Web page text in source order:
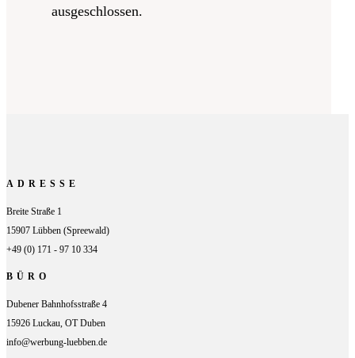
ausgeschlossen.
ADRESSE
Breite Straße 1
15907 Lübben (Spreewald)
+49 (0) 171 - 97 10 334
BÜRO
Dubener Bahnhofsstraße 4
15926 Luckau, OT Duben
info@werbung-luebben.de